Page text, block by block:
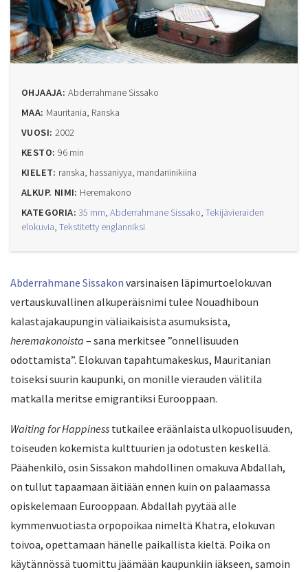
OHJAAJA: Abderrahmane Sissako
MAA: Mauritania, Ranska
VUOSI: 2002
KESTO: 96 min
KIELET: ranska, hassaniyya, mandariinikiina
ALKUP. NIMI: Heremakono
KATEGORIA:35 mm,Abderrahmane Sissako,Tekijävieraiden
elokuvia, Tekstitetty englanniksi
Abderrahmane Sissakon varsinaisen läpimurtoelokuvan
vertauskuvallinen alkuperäisnimi tulee Nouadhiboun
kalastajakaupungin väliaikaisista asumuksista,
heremakonoista – sana merkitsee ”onnellisuuden
odottamista”. Elokuvan tapahtumakeskus, Mauritanian
toiseksi suurin kaupunki, on monille vierauden välitila
matkalla meritse emigrantiksi Eurooppaan.
Waiting for Happiness tutkailee eräänlaista ulkopuolisuuden,
toiseuden kokemista kulttuurien ja odotusten keskellä.
Päähenkilö, osin Sissakon mahdollinen omakuva Abdallah,
on tullut tapaamaan äitiään ennen kuin on palaamassa
opiskelemaan Eurooppaan. Abdallah pyytää alle
kymmenvuotiasta orpopoikaa nimeltä Khatra, elokuvan
toivoa, opettamaan hänelle paikallista kieltä. Poika on
käytännössä tuomittu jäämään kaupunkiin iäkseen, samoin